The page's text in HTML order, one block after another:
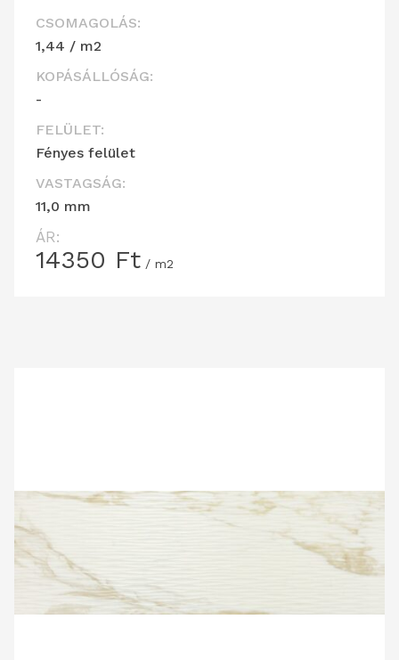
CSOMAGOLÁS:
1,44 / m2
KOPÁSÁLLÓSÁG:
-
FELÜLET:
Fényes felület
VASTAGSÁG:
11,0 mm
ÁR:
14350 Ft / m2